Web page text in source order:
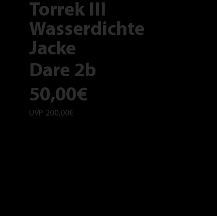
Torrek III
Wasserdichte
Jacke
Dare 2b
50,00€
UVP 200,00€